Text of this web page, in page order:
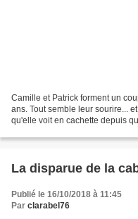
Camille et Patrick forment un
ans. Tout semble leur sourire...
qu'elle voit en cachette depuis
La disparue de la
Publié le 16/10/2018 à 11:45
Par clarabel76